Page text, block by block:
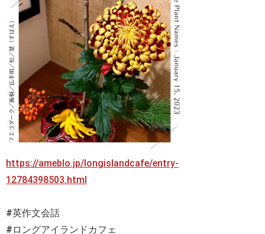
https://ameblo.jp/longislandcafe/entry-
12784398503.html
#英作文会話
#ロングアイランドカフェ